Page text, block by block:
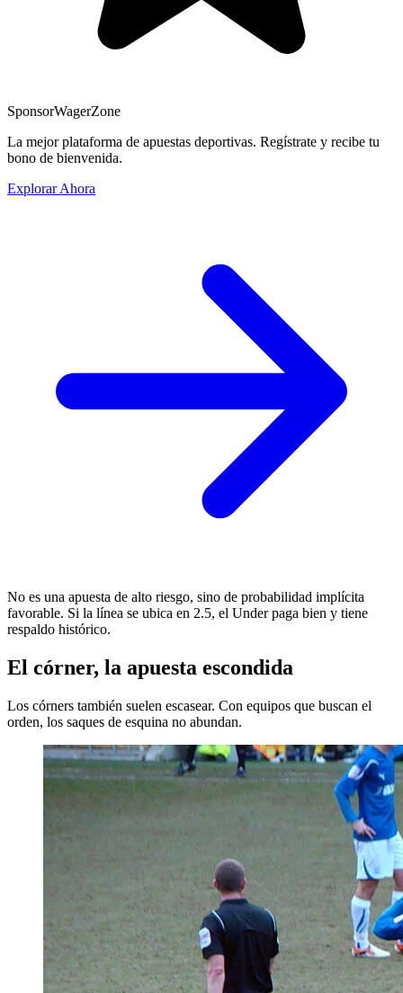
SponsorWagerZone
La mejor plataforma de apuestas deportivas. Regístrate y recibe tu
bono de bienvenida.
Explorar Ahora
No es una apuesta de alto riesgo, sino de probabilidad implícita
favorable. Si la línea se ubica en 2.5, el Under paga bien y tiene
respaldo histórico.
El córner, la apuesta escondida
Los córners también suelen escasear. Con equipos que buscan el
orden, los saques de esquina no abundan.